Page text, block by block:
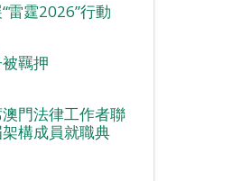
雷霆2026”行動
羈押
門法律工作者聯
構成員就職典